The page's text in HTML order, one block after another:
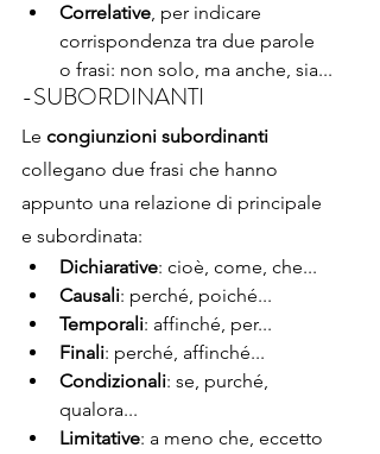
Correlative, per indicare
corrispondenza tra due parole
o frasi: non solo, ma anche, sia...
-SUBORDINANTI
Le congiunzioni subordinanti
collegano due frasi che hanno
appunto una relazione di principale
e subordinata:
Dichiarative: cioè, come, che...
Causali: perché, poiché...
Temporali: affinché, per...
Finali: perché, affinché...
Condizionali: se, purché,
qualora...
Limitative: a meno che, eccetto